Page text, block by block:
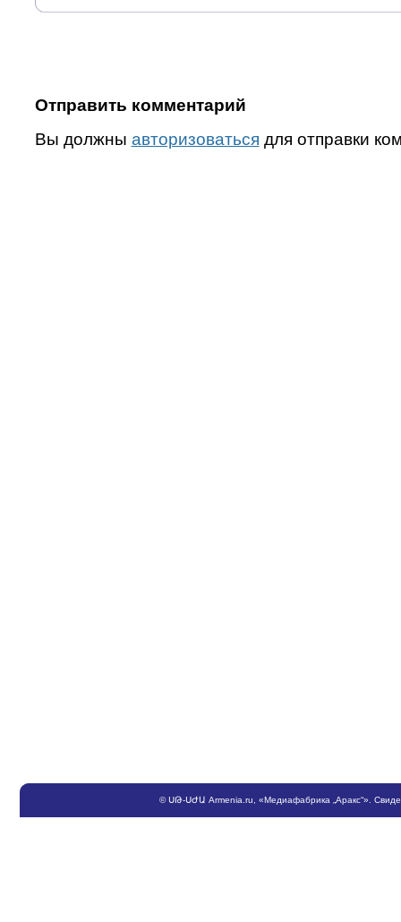
Отправить комментарий
Вы должны авторизоваться для отправки
©ՍԹ-ՍԺԱ Armenia.ru , «Медиафабрика „Аракс“».